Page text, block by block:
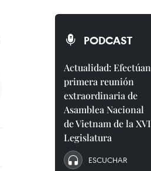
PODCAST
Actualidad: Efectúan
primera reunión
extraordinaria de
Asamblea Nacional
de Vietnam de la XVI
Legislatura
ESCUCHAR